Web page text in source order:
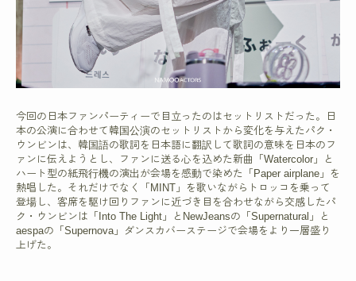
今回の日本ファンパーティーで目立ったのはセットリストだった。日
本の公演に合わせて韓国公演のセットリストから変化を与えたパク・
ウンビンは、韓国語の歌詞を日本語に翻訳して歌詞の意味を日本のフ
ァンに伝えようとし、ファンに送る心を込めた新曲「Watercolor」と
ハート型の紙飛行機の演出が会場を感動で染めた「Paper airplane」を
熱唱した。それだけでなく「MINT」を歌いながらトロッコを乗って
登場し、客席を駆け回りファンに近づき目を合わせながら交感したパ
ク・ウンビンは「Into The Light」とNewJeansの「Supernatural」と
aespaの「Supernova」ダンスカバーステージで会場をより一層盛り
上げた。